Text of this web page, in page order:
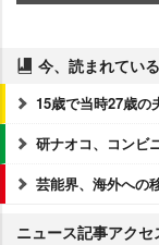
今、読まれてい
15歳で当時27歳の
研ナオコ、コンビ
芸能界、海外への
ニュース記事アク